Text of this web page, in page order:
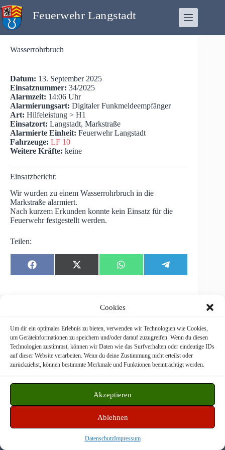
Cookies
Um dir ein optimales Erlebnis zu bieten, verwenden wir Technologien wie Cookies,
um Geräteinformationen zu speichern und/oder darauf zuzugreifen. Wenn du diesen
Technologien zustimmst, können wir Daten wie das Surfverhalten oder eindeutige IDs
auf dieser Website verarbeiten. Wenn du deine Zustimmung nicht erteilst oder
zurückziehst, können bestimmte Merkmale und Funktionen beeinträchtigt werden.
Akzeptieren
Ablehnen
DatenschutzImpressum
Zum
Inhalt
springen
Wasserrohrbruch
Datum: 13. September 2025
Einsatznummer: 34/2025
Alarmzeit: 14:06 Uhr
Alarmierungsart: Digitaler Funkmeldeempfänger
Art: Hilfeleistung > H1
Einsatzort: Langstadt, Markstraße
Alarmierte Einheit: Feuerwehr Langstadt
Fahrzeuge: LF 10
Weitere Kräfte: keine
Einsatzbericht:
Wir wurden zu einem Wasserrohrbruch in die
Markstraße alarmiert.
Nach kurzem Erkunden konnte kein Einsatz für die
Feuerwehr festgestellt werden.
Teilen:
Share
on
F
a
Share
on
X
(
r
)
Share
on
W
h
A
p
Share
on
e
Freiwillige Feuerwehr Langstadt © 2026
WordPress Theme byCreativeThemes
Facebook Instagram